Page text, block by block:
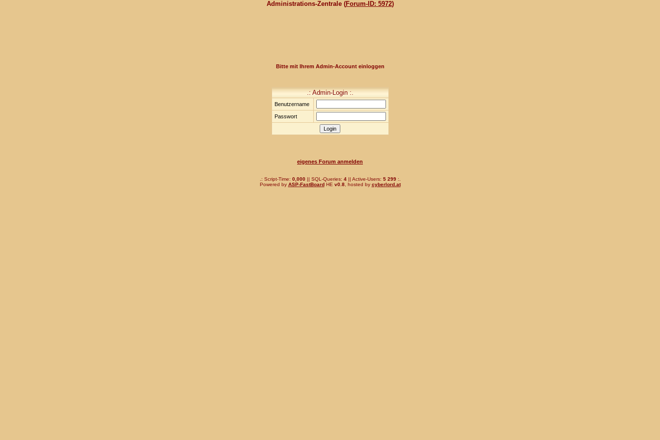
Administrations-Zentrale (Forum-ID: 5972)
Bitte mit Ihrem Admin-Account einloggen
.: Admin-Login :.
Benutzername
Passwort
eigenes Forum anmelden
.: Script-Time: 0,000|| SQL-Queries: 4|| Active-Users: 5 299:.
Powered by ASP-FastBoardHE v0.8, hosted by cyberlord.at